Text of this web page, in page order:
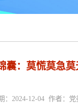
囊：莫慌莫急
：2024-12-04 作者：